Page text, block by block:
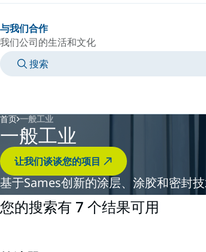
与我们合作
我们公司的生活和文化
搜索
首页 一般工业
一般工业
让我们谈谈您的项目
基于Sames创新的涂层、涂胶和密封
您的搜索有 7 个结果可用